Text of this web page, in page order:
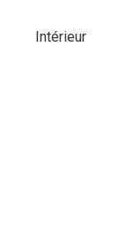
Intérieur